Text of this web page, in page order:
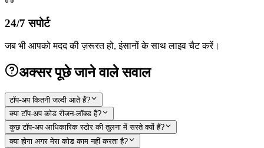
24/7 सपोर्ट
जब भी आपको मदद की ज़रूरत हो, इंसानों के साथ लाइव चैट करें।
अक्सर पूछे जाने वाले सवाल
टॉप-अप कितनी जल्दी आते हैं?
क्या टॉप-अप कोड रीजन-लॉक्ड हैं?
कुछ टॉप-अप आधिकारिक स्टोर की तुलना में सस्ते क्यों हैं?
क्या होगा अगर मेरा कोड काम नहीं करता है?